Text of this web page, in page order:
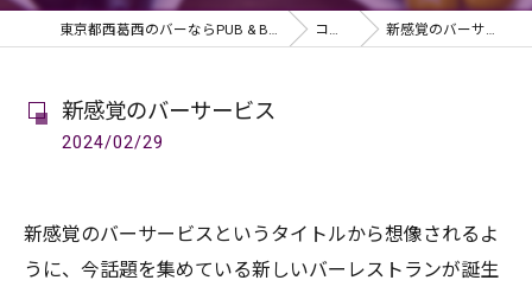
東京都西葛西のバーならPUB & BAR Lien コラム 新感覚のバーサービス
新感覚のバーサービス
2024/02/29
新感覚のバーサービスというタイトルから想像されるよ
うに、今話題を集めている新しいバーレストランが誕生